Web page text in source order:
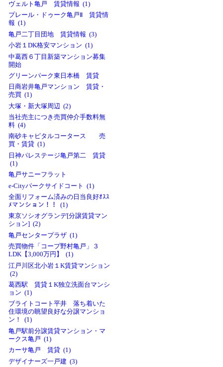
ヴェルト亀戸 賃貸情報 (1)
プレール・ドゥーク亀戸Ⅱ 賃貸情
報 (1)
亀戸二丁目団地 賃貸情報 (3)
小岩１DK格安マンション (1)
中葛西６丁目新築マンション募集
開始
グリーンパーク東日本橋 賃貸
日商岩井亀戸マンション 賃貸・
売買 (1)
大塚・新大塚周辺 (2)
当社売主につき売買仲介手数料無
料 (4)
南砂キャピタルコータース 売
買・賃貸 (1)
日神パレステージ亀戸第二 賃貸
(1)
亀戸サニーフラット
e-Cityパークサイドコート (1)
全面リフォーム済みの日当良好ｵｽｽ
ﾒマンション！！ (1)
東京ソシオグランデ[分譲賃貸マン
ション] (2)
亀戸センタープラザ (1)
売買物件「コープ野村亀戸」３
LDK【3,000万円】 (1)
江戸川区北小岩１K賃貸マンション
(2)
葛西駅 賃貸１K独立洗面台マンシ
ョン (1)
ブライトコート平井 落ち着いた
住環境の眺望良好な分譲マンショ
ン！ (1)
亀戸駅前分譲賃貸マンション・マ
ークス亀戸 (1)
カーサ亀戸 賃貸 (1)
デザイナーズ一戸建 (3)